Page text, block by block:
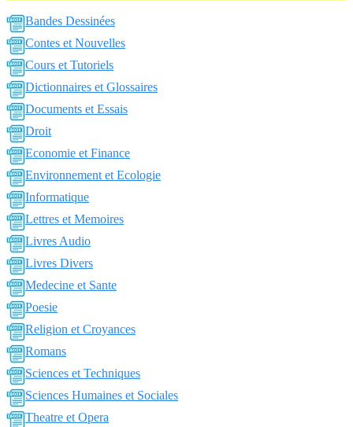
Bandes Dessinées
Contes et Nouvelles
Cours et Tutoriels
Dictionnaires et Glossaires
Documents et Essais
Droit
Economie et Finance
Environnement et Ecologie
Informatique
Lettres et Memoires
Livres Audio
Livres Divers
Medecine et Sante
Poesie
Religion et Croyances
Romans
Sciences et Techniques
Sciences Humaines et Sociales
Theatre et Opera